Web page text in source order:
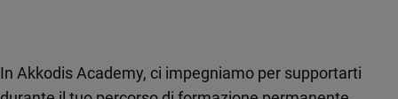
In Akkodis Academy, ci impegniamo per supportarti